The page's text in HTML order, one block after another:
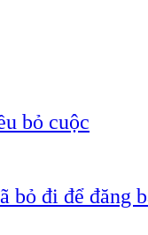
bỏ cuộc
bỏ đi để đăng